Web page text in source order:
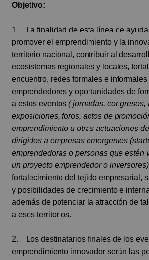
Objetivo:
1. La finalidad de esta línea de
promover el emprendimiento y la
territorio nacional, contribuir al
ecosistemas regionales y locales,
encuentro, redes formales e informales
emprendedores y oportunidades de
a estos eventos ( jornadas, congresos,
exposiciones, foros, actos de
emprendimiento u otras actuaciones
dirigidos a empresas emergentes
emprendedoras o personas que estén
un proyecto emprendedor o inversores)
fortalecimiento del tejido empresarial,
y posibilidades de crecimiento e
además de potenciar la atracción de
a esos territorios.
2. Los destinatarios finales de los
emprendimiento innovador serán las